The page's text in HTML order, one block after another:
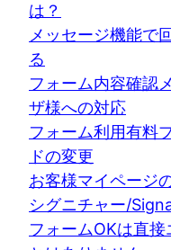
は？
メッセージ機能で
る
フォーム内容確認
ザ様への対応
フォーム利用有料
ドの変更
お客様マイページ
シグニチャー/
フォームOKは直